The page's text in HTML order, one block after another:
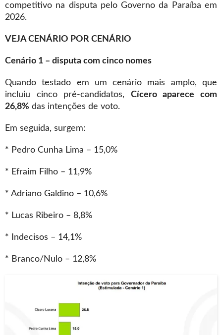
competitivo na disputa pelo Governo da Paraíba em
2026.
VEJA CENÁRIO POR CENÁRIO
Cenário 1 – disputa com cinco nomes
Quando testado em um cenário mais amplo, que
incluiu cinco pré-candidatos, Cícero aparece com
26,8% das intenções de voto.
Em seguida, surgem:
* Pedro Cunha Lima – 15,0%
* Efraim Filho – 11,9%
* Adriano Galdino – 10,6%
* Lucas Ribeiro – 8,8%
* Indecisos – 14,1%
* Branco/Nulo – 12,8%